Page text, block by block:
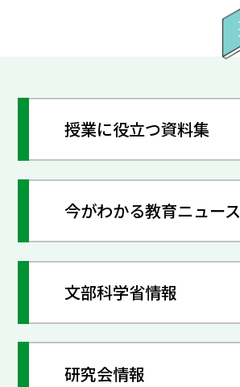
授業に役立つ資料集
今がわかる教育ニュース
文部科学省情報
研究会情報